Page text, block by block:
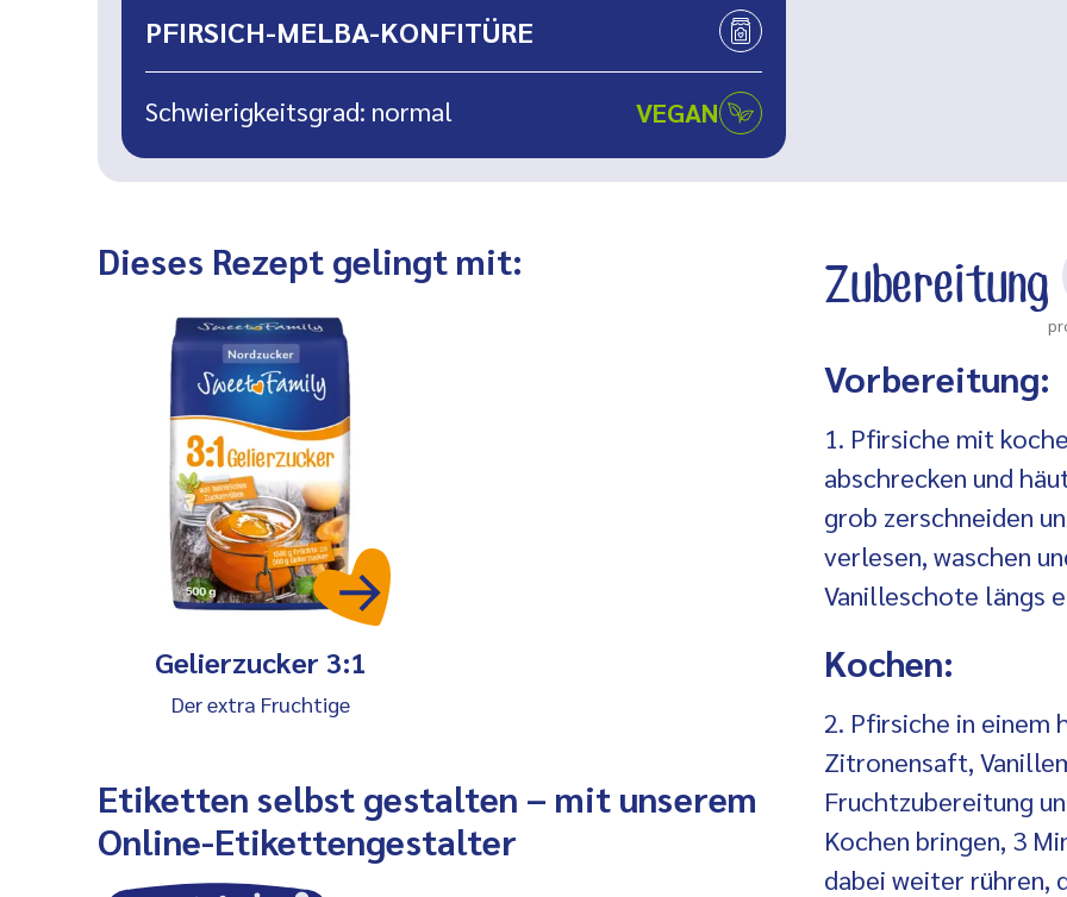
PFIRSICH-MELBA-KONFITÜRE
Schwierigkeitsgrad: normal VEGAN
Dieses Rezept gelingt mit:
Gelierzucker 3:1
Der extra Fruchtige
Etiketten selbst gestalten – mit unserem
Online-Etikettengestalter
Zubereitung
Vorbereitung:
1. Pfirsiche mit
abschrecken und
grob zerschneiden
verlesen, waschen
Vanilleschote längs
Kochen:
2. Pfirsiche in einem
Zitronensaft,
Fruchtzubereitung
Kochen bringen, 3
dabei weiter rühren,